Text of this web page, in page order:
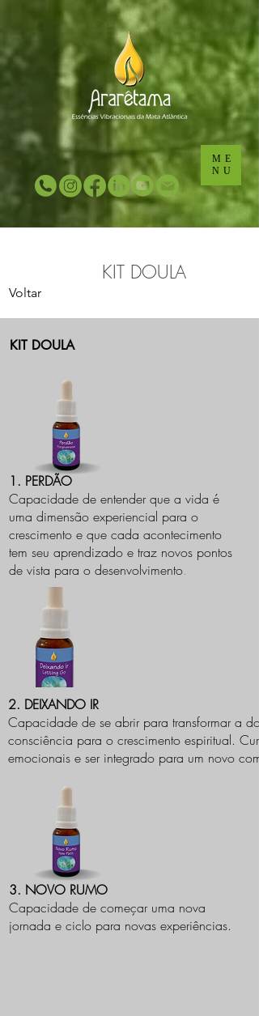
ME
NU
Voltar
KIT DOULA
KIT DOULA
1. PERDÃO
Capacidade de entender que a vida é
uma dimensão experiencial para o
crescimento e que cada acontecimento
tem seu aprendizado e traz novos pontos
de vista para o desenvolvimento.
2. DEIXANDO IR
Capacidade de se abrir para transformar a
consciência para o crescimento espiritual.
emocionais e ser integrado para um novo
3. NOVO RUMO
Capacidade de começar uma nova
jornada e ciclo para novas experiências.